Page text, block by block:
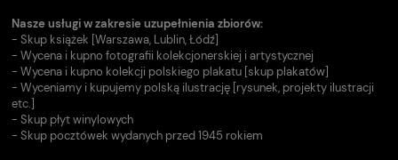
Nasze usługi w zakresie uzupełnienia zbiorów:
- Skup książek [Warszawa, Lublin, Łódź]
- Wycena i kupno fotografii kolekcjonerskiej i artystycznej
- Wycena i kupno kolekcji polskiego plakatu [skup plakatów]
- Wyceniamy i kupujemy polską ilustrację [rysunek, projekty ilustracji
etc.]
- Skup płyt winylowych
- Skup pocztówek wydanych przed 1945 rokiem